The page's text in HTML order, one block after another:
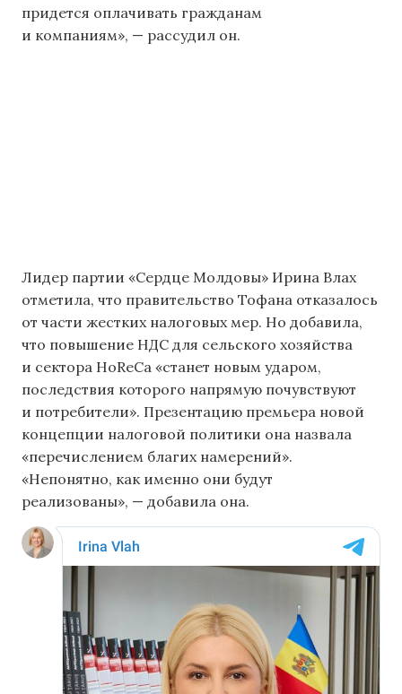
придется оплачивать гражданам
и компаниям», — рассудил он.
Лидер партии «Сердце Молдовы» Ирина Влах
отметила, что правительство Тофана отказалось
от части жестких налоговых мер. Но добавила,
что повышение НДС для сельского хозяйства
и сектора HoReCa «станет новым ударом,
последствия которого напрямую почувствуют
и потребители». Презентацию премьера новой
концепции налоговой политики она назвала
«перечислением благих намерений».
«Непонятно, как именно они будут
реализованы», — добавила она.